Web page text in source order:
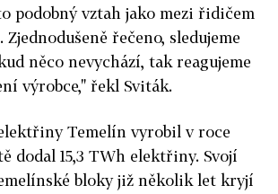
podobný vztah jako mezi řidičem
Zjednodušeně řečeno, sledujeme
něco nevychází, tak reagujeme
výrobce," řekl Sviták.
Temelín vyrobil v roce
dodal 15,3 TWh elektřiny. Svojí
bloky již několik let kryjí